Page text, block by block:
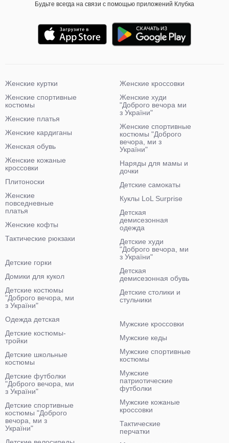
Будьте всегда на связи с помощью приложений Клубка
Женские куртки
Женские спортивные
костюмы
Женские платья
Женские кардиганы
Женская обувь
Женские кожаные
кроссовки
Плитоноски
Женские
повседневные
платья
Женские кофты
Тактические рюкзаки
Женские кроссовки
Женские худи
"Доброго вечора ми
з України"
Женские спортивные
костюмы "Доброго
вечора, ми з
України"
Наряды для мамы и
дочки
Детские самокаты
Куклы LoL Surprise
Детская
демисезонная
одежда
Детские худи
"Доброго вечора, ми
з України"
Детская
демисезонная обувь
Детские столики и
стульчики
Детские горки
Домики для кукол
Детские костюмы
"Доброго вечора, ми
з України"
Одежда детская
Детские костюмы-
тройки
Детские школьные
костюмы
Детские футболки
"Доброго вечора, ми
з України"
Детские спортивные
костюмы "Доброго
вечора, ми з
України"
Мужские кроссовки
Мужские кеды
Мужские спортивные
костюмы
Мужские
патриотические
футболки
Мужские кожаные
кроссовки
Тактические
перчатки